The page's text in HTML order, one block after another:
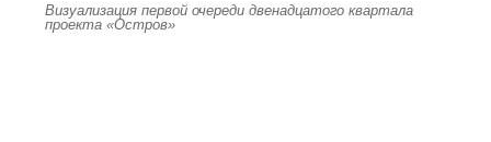
Визуализация первой очереди двенадцатого квартала
проекта «Остров»